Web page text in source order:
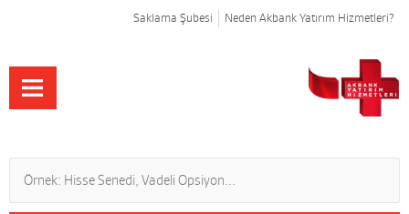
Saklama Şubesi Neden Akbank Yatırım Hizmetleri?